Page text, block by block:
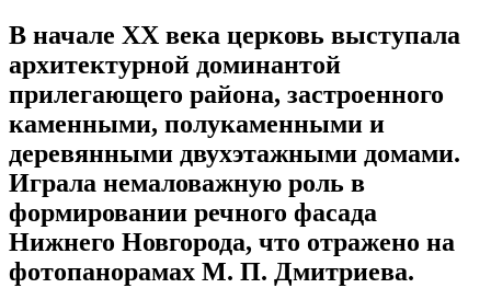
В начале ХХ века церковь выступала
архитектурной доминантой
прилегающего района, застроенного
каменными, полукаменными и
деревянными двухэтажными домами.
Играла немаловажную роль в
формировании речного фасада
Нижнего Новгорода, что отражено на
фотопанорамах М. П. Дмитриева.